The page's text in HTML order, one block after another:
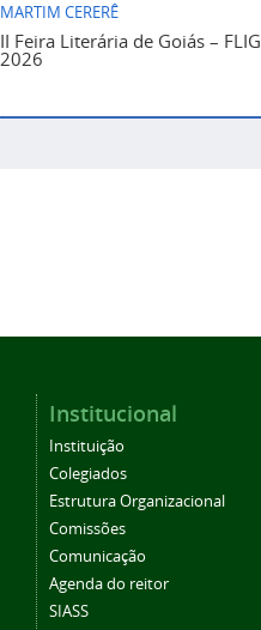
MARTIM CERERÊ
II Feira Literária de Goiás – FLIG
2026
Institucional
Instituição
Colegiados
Estrutura Organizacional
Comissões
Comunicação
Agenda do reitor
SIASS